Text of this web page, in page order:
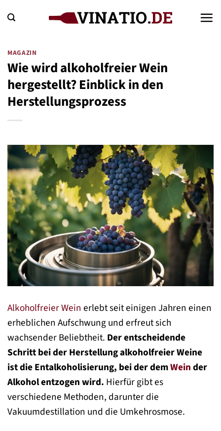
Inhalt
MAGAZIN
Wie wird alkoholfreier Wein
hergestellt? Einblick in den
Herstellungsprozess
Alkoholfreier Wein erlebt seit einigen Jahren einen
erheblichen Aufschwung und erfreut sich
wachsender Beliebtheit. Der entscheidende
Schritt bei der Herstellung alkoholfreier Weine
ist die Entalkoholisierung, bei der demWeinder
Alkohol entzogen wird. Hierfür gibt es
verschiedene Methoden, darunter die
Vakuumdestillation und die Umkehrosmose.